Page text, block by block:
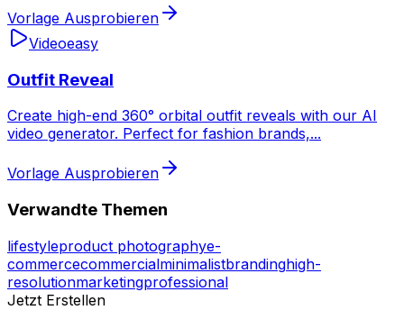
Vorlage Ausprobieren
Videoeasy
Outfit Reveal
Create high-end 360° orbital outfit reveals with our AI
video generator. Perfect for fashion brands,...
Vorlage Ausprobieren
Verwandte Themen
lifestyleproduct photographye-
commercecommercialminimalistbrandinghigh-
resolutionmarketingprofessional
Jetzt Erstellen